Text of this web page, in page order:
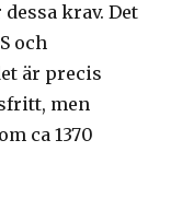
krav. Det
och
är precis
men
ca 1370